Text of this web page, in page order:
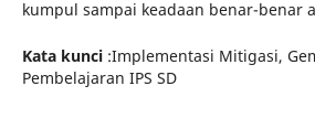
kumpul sampai keadaan benar-benar
Kata kunci:Implementasi Mitigasi,
Pembelajaran IPS SD